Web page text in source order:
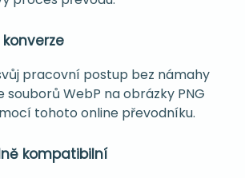
pracovní postup bez námahy
WebP na obrázky PNG
tohoto online převodníku.
kompatibilní